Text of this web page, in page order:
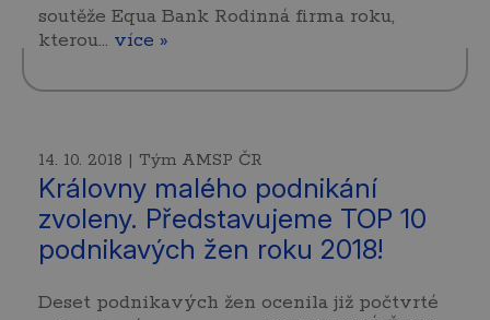
soutěže Equa Bank Rodinná firma roku,
kterou… více »
14. 10. 2018 | Tým AMSP ČR
Královny malého podnikání
zvoleny. Představujeme TOP 10
podnikavých žen roku 2018!
Deset podnikavých žen ocenila již počtvrté